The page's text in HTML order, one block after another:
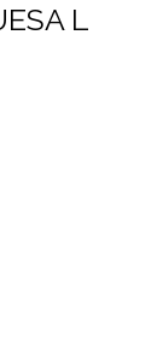
L